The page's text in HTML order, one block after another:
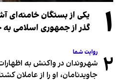
۱
یکی از بستگان خامنه‌ای
گذر از جمهوری اسلامی
۲ روایت شما
شهروندان در واکنش به اظهارات
جاویدنامان، او را از عاملان